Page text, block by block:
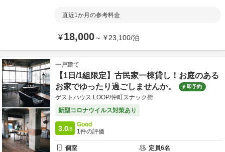
直近1か月の参考料金
¥18,000～ ¥23,100/泊
一戸建て
【1日/1組限定】古民家一棟貸し！お庭のある
お家でゆったり過ごしませんか。
即予約
ゲストハウス LOOP/仲町スナック街
新型コロナウイルス対策あり
3.0/5
Good
1件の評価
個室 定員6名